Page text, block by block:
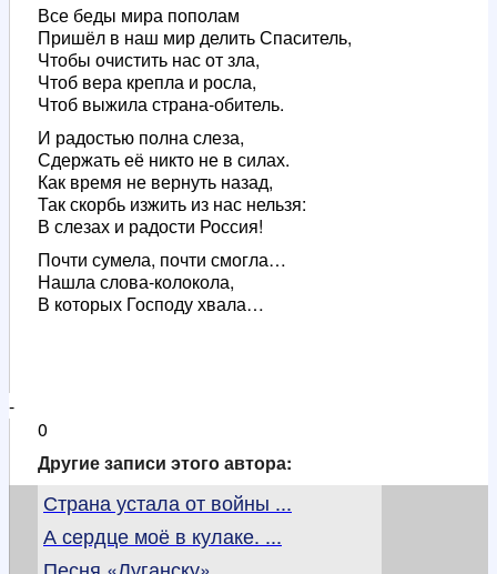
Все беды мира пополам
Пришёл в наш мир делить Спаситель,
Чтобы очистить нас от зла,
Чтоб вера крепла и росла,
Чтоб выжила страна-обитель.
И радостью полна слеза,
Сдержать её никто не в силах.
Как время не вернуть назад,
Так скорбь изжить из нас нельзя:
В слезах и радости Россия!
Почти сумела, почти смогла…
Нашла слова-колокола,
В которых Господу хвала…
-
0
Другие записи этого автора:
Страна устала от войны ...
А сердце моё в кулаке. ...